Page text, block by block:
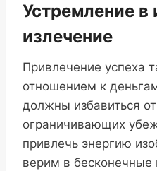
Устремление в
излечение
Привлечение успеха
отношением к
должны избавиться
ограничивающих
привлечь энергию
верим в бесконечные